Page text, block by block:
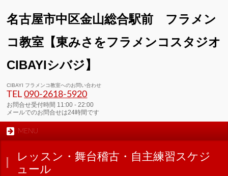
名古屋市中区金山総合駅前 フラメン
コ教室【東みさをフラメンコスタジオ
CIBAYIシバジ】
CIBAYI フラメンコ教室へのお問い合わせ
TEL090-2618‐5920
お問合せ受付時間 11:00 - 22:00
メールでのお問合せは24時間です
MENU
レッスン・舞台稽古・自主練習スケジ
ュール
01:00
02:00
03:00